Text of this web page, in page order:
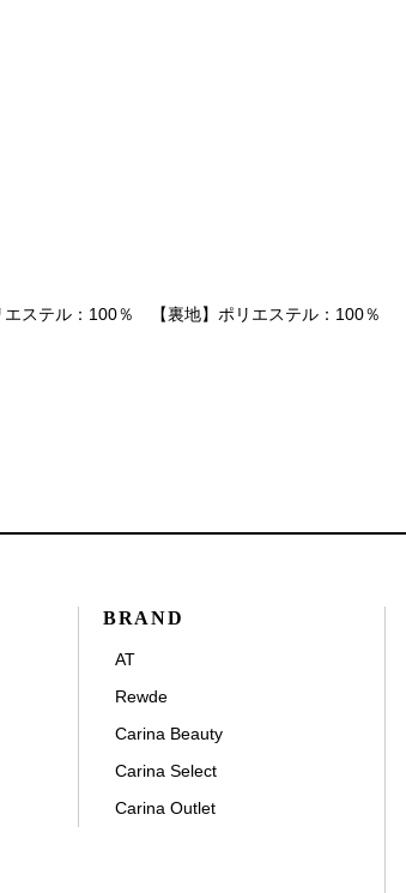
テル：100％ 【裏地】ポリエステル：100％
BRAND
AT
Rewde
Carina Beauty
Carina Select
Carina Outlet